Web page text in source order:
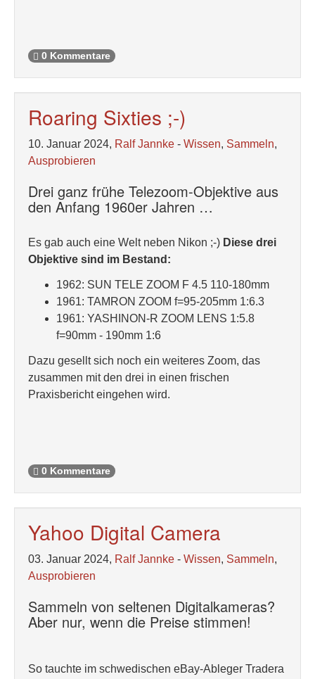
0 Kommentare
Roaring Sixties ;-)
10. Januar 2024, Ralf Jannke - Wissen, Sammeln,
Ausprobieren
Drei ganz frühe Telezoom-Objektive aus
den Anfang 1960er Jahren …
Es gab auch eine Welt neben Nikon ;-) Diese drei
Objektive sind im Bestand:
1962: SUN TELE ZOOM F 4.5 110-180mm
1961: TAMRON ZOOM f=95-205mm 1:6.3
1961: YASHINON-R ZOOM LENS 1:5.8
f=90mm - 190mm 1:6
Dazu gesellt sich noch ein weiteres Zoom, das
zusammen mit den drei in einen frischen
Praxisbericht eingehen wird.
0 Kommentare
Yahoo Digital Camera
03. Januar 2024, Ralf Jannke - Wissen, Sammeln,
Ausprobieren
Sammeln von seltenen Digitalkameras?
Aber nur, wenn die Preise stimmen!
So tauchte im schwedischen eBay-Ableger Tradera